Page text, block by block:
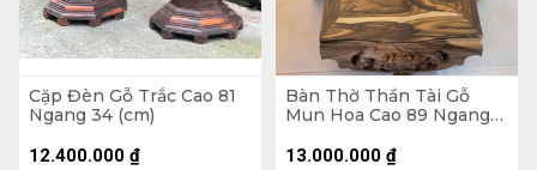
Cặp Đèn Gỗ Trắc Cao 81
Ngang 34 (cm)
12.400.000 ₫
Bàn Thờ Thần Tài Gỗ
Mun Hoa Cao 89 Ngang
13.000.000 ₫